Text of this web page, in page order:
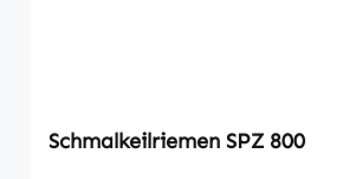
Schmalkeilriemen SPZ 800